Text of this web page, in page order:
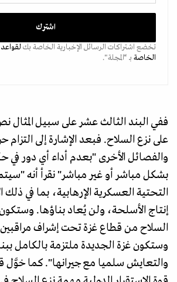
تخضع اشتراكات الرسائل الإخبارية الخاصة بك
الخاصة بـ “المجلة".
ففي البند الثالث عشر على سبيل
على نزع السلاح. فبعد الإشارة إلى
والفصائل الأخرى "بعدم أداء أي دور في
بشكل مباشر أو غير مباشر" نقرأ أنه
التحتية العسكرية الإرهابية، بما في
إنتاج الأسلحة، ولن يُعاد بناؤها.
السلاح من قطاع غزة تحت إشراف
وستكون غزة الجديدة ملتزمة بالكامل
والتعايش سلميا مع جيرانها". كما خوَّل